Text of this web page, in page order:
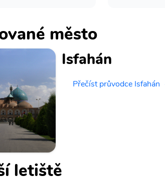
město
Isfahán
Přečíst průvodce Isfahán
letiště